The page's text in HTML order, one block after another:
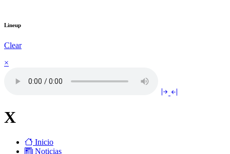
Lineup
Clear
×
X
Inicio
Noticias